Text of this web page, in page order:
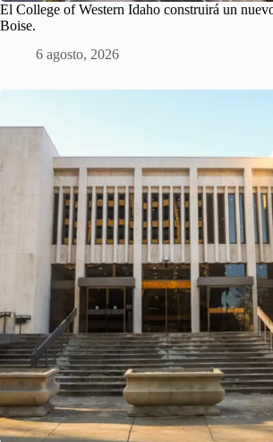
El College of Western Idaho construirá un
Boise.
6 agosto, 2026